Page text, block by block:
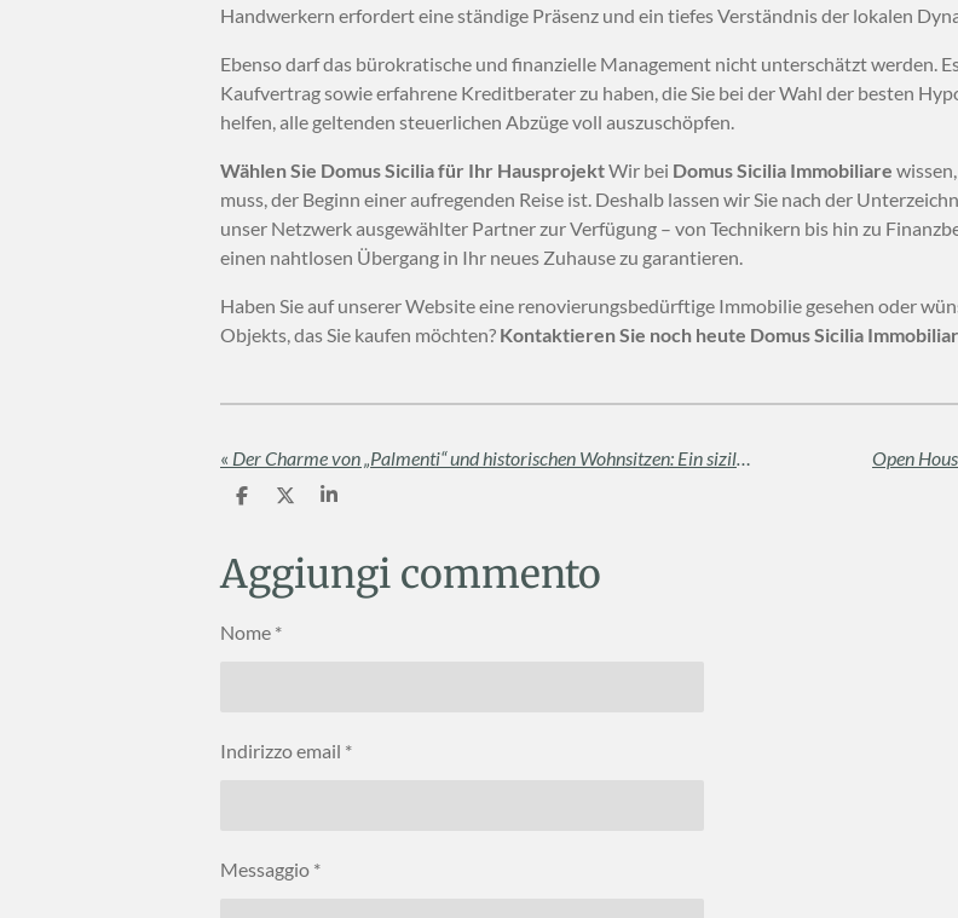
Handwerkern erfordert eine ständige Präsenz und ein tiefes Verständnis der lokalen
Ebenso darf das bürokratische und finanzielle Management nicht unterschätzt werden.
Kaufvertrag sowie erfahrene Kreditberater zu haben, die Sie bei der Wahl der besten
helfen, alle geltenden steuerlichen Abzüge voll auszuschöpfen.
Wählen Sie Domus Sicilia für Ihr HausprojektWir bei Domus Sicilia Immobiliare
muss, der Beginn einer aufregenden Reise ist. Deshalb lassen wir Sie nach der
unser Netzwerk ausgewählter Partner zur Verfügung – von Technikern bis hin zu
einen nahtlosen Übergang in Ihr neues Zuhause zu garantieren.
Haben Sie auf unserer Website eine renovierungsbedürftige Immobilie gesehen oder
Objekts, das Sie kaufen möchten? Kontaktieren Sie noch heute Domus Sicilia
« Der Charme von „Palmenti“ und historischen Wohnsitzen: Ein sizilianischer Schatz, den es neu zu entdecken gilt
C
i
d
C
i
v
C
Aggiungi commento
Nome *
Indirizzo email *
Messaggio *